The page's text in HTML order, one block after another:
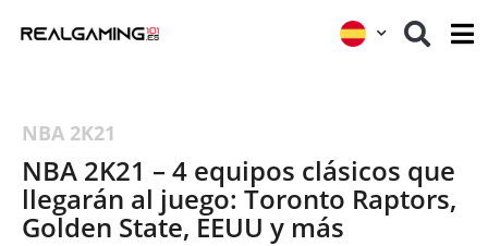
NBA 2K21
NBA 2K21 – 4 equipos clásicos que
llegarán al juego: Toronto Raptors,
Golden State, EEUU y más